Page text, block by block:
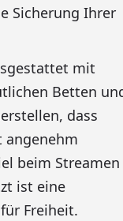
Sicherung Ihrer
mit
Betten
dass
angenehm
beim Streamen
ist eine
Freiheit.